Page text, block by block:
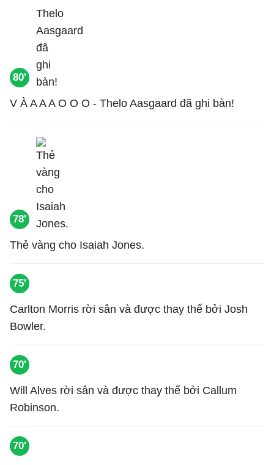
80'
V À A A A O O O - Thelo Aasgaard đã ghi bàn!
78'
Thẻ vàng cho Isaiah Jones.
75'
Carlton Morris rời sân và được thay thế bởi Josh
Bowler.
70'
Will Alves rời sân và được thay thế bởi Callum
Robinson.
70'